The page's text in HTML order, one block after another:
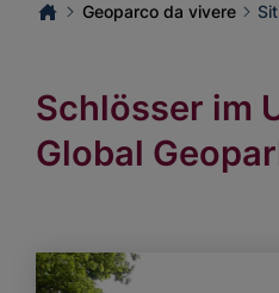
Geoparco da vivere
Schlösser im
Global